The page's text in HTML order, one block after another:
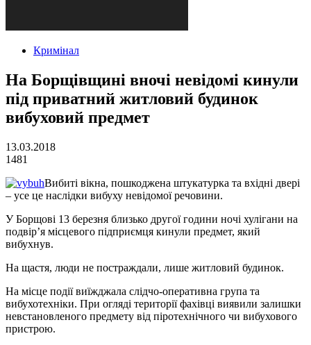
Кримінал
На Борщівщині вночі невідомі кинули
під приватний житловий будинок
вибуховий предмет
13.03.2018
1481
Вибиті вікна, пошкоджена штукатурка та вхідні двері
– усе це наслідки вибуху невідомої речовини.
У Борщові 13 березня близько другої години ночі хулігани на
подвір’я місцевого підприємця кинули предмет, який
вибухнув.
На щастя, люди не постраждали, лише житловий будинок.
На місце події виїжджала слідчо-оперативна група та
вибухотехніки. При огляді території фахівці виявили залишки
невстановленого предмету від піротехнічного чи вибухового
пристрою.